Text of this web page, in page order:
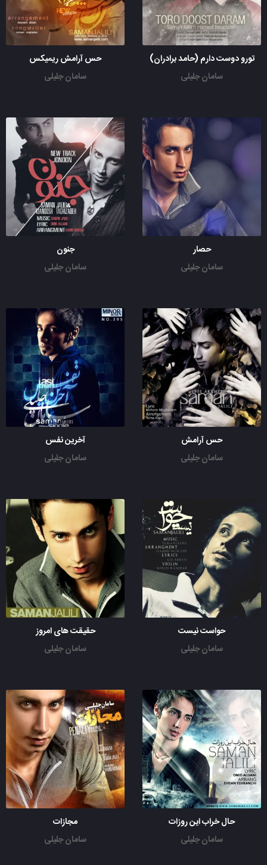
تورو دوست دارم (حامد برادران)
سامان جلیلی
حس آرامش ریمیکس
سامان جلیلی
حصار
سامان جلیلی
جنون
سامان جلیلی
حس آرامش
سامان جلیلی
آخرین نفس
سامان جلیلی
حواست نیست
سامان جلیلی
حقیقت های امروز
سامان جلیلی
حال خراب این روزات
سامان جلیلی
مجازات
سامان جلیلی